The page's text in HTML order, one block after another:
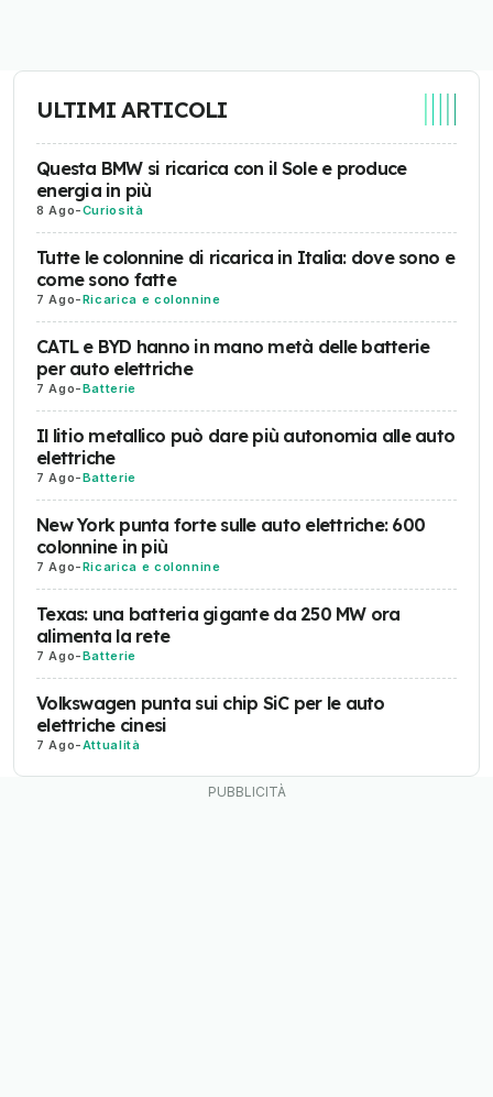
ULTIMI ARTICOLI
Questa BMW si ricarica con il Sole e produce
energia in più
8 Ago-Curiosità
Tutte le colonnine di ricarica in Italia: dove sono e
come sono fatte
7 Ago-Ricarica e colonnine
CATL e BYD hanno in mano metà delle batterie
per auto elettriche
7 Ago-Batterie
Il litio metallico può dare più autonomia alle auto
elettriche
7 Ago-Batterie
New York punta forte sulle auto elettriche: 600
colonnine in più
7 Ago-Ricarica e colonnine
Texas: una batteria gigante da 250 MW ora
alimenta la rete
7 Ago-Batterie
Volkswagen punta sui chip SiC per le auto
elettriche cinesi
7 Ago-Attualità